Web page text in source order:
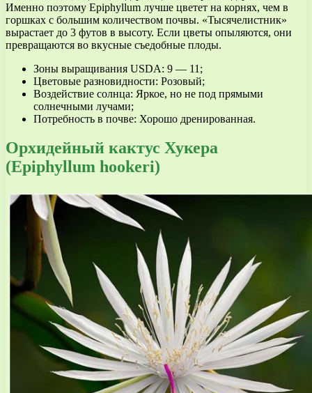
Именно поэтому Epiphyllum лучше цветет на корнях, чем в
горшках с большим количеством почвы. «Тысячелистник»
вырастает до 3 футов в высоту. Если цветы опыляются, они
превращаются во вкусные съедобные плоды.
Зоны выращивания USDA: 9 — 11;
Цветовые разновидности: Розовый;
Воздействие солнца: Яркое, но не под прямыми
солнечными лучами;
Потребность в почве: Хорошо дренированная.
Орхидейный кактус Хукера
(Epiphyllum hookeri)